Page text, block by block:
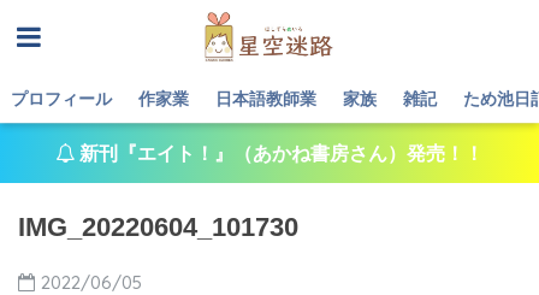
プロフィール 作家業 日本語教師業 家族 雑記 ため池日
新刊『エイト！』（あかね書房さん）発売！！
IMG_20220604_101730
2022/06/05